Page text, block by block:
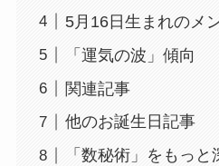
5月16日生まれのメ
「運気の波」傾向
関連記事
他のお誕生日記事
「数秘術」をもっ